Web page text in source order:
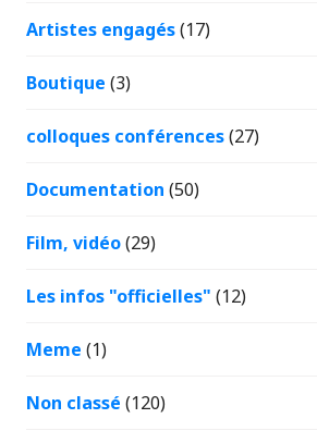
Artistes engagés(17)
Boutique (3)
colloques conférences(27)
Documentation (50)
Film, vidéo(29)
Les infos "officielles" (12)
Meme (1)
Non classé (120)